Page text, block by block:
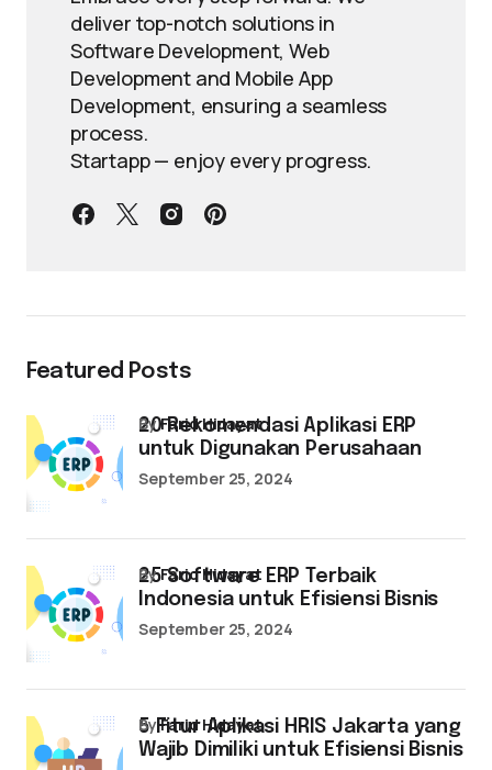
deliver top-notch solutions in
Software Development, Web
Development and Mobile App
Development, ensuring a seamless
process.
Startapp — enjoy every progress.
Featured Posts
20 Rekomendasi Aplikasi ERP
untuk Digunakan Perusahaan
byFarid Hidayat
September 25, 2024
25 Software ERP Terbaik
Indonesia untuk Efisiensi Bisnis
byFarid Hidayat
September 25, 2024
5 Fitur Aplikasi HRIS Jakarta yang
Wajib Dimiliki untuk Efisiensi Bisnis
byFarid Hidayat